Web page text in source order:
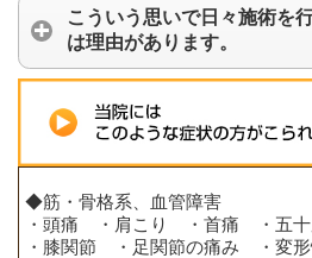
こういう思いで日々施術を
は理由があります。
◆筋・骨格系、血管障害
・頭痛 ・肩こり ・首痛 ・五
・膝関節 ・足関節の痛み ・変